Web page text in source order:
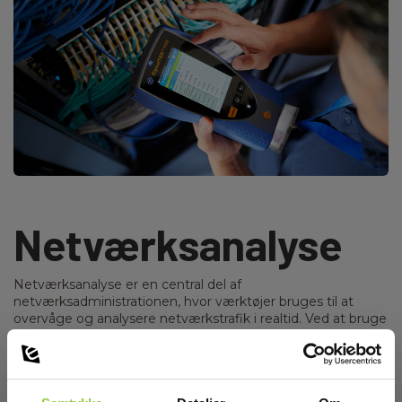
Netværksanalyse
Netværksanalyse er en central del af
netværksadministrationen, hvor værktøjer bruges til at
overvåge og analysere netværkstrafik i realtid. Ved at bruge
detaljeret indsigt i, hvordan netværket klarer sig,